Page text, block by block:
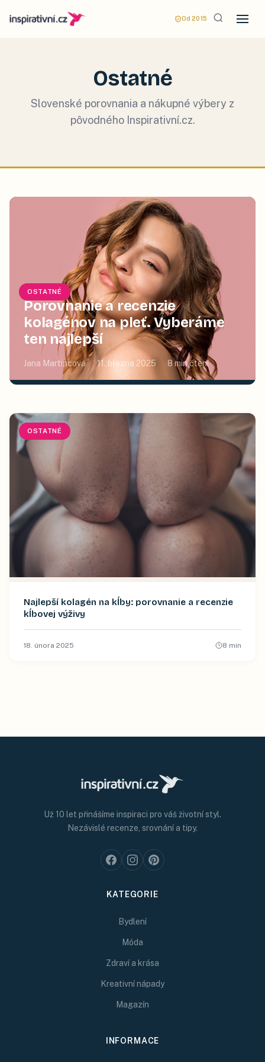
Od 2015
Ostatné
Slovenské porovnania a nákupné výbery z
pôvodného Inspirativní.cz.
OSTATNÉ
Porovnanie a recenzie
kolagénov na pleť. Vyberáme
ten najlepší
Jana Martincová 11. března 2025 8min čtení
OSTATNÉ
Najlepší kolagén na kĺby: porovnanie a recenzie
kĺbovej výživy
18. února 2025 8 min
Už 10 let přinášíme inspiraci pro váš životní styl.
Nezávislé recenze, srovnání a tipy.
KATEGORIE
Bydlení
Móda
Zdraví a krása
Kreativní nápady
Magazín
INFORMACE